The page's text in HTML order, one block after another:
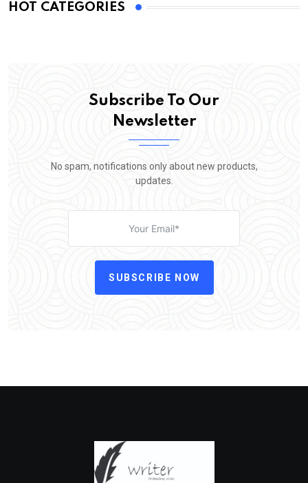
HOT CATEGORIES
Subscribe To Our
Newsletter
No spam, notifications only about new products,
updates.
SUBSCRIBE NOW